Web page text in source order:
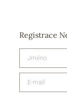
Registrace